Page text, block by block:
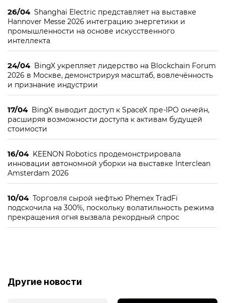
26/04 Shanghai Electric представляет на выставке
Hannover Messe 2026 интеграцию энергетики и
промышленности на основе искусственного
интеллекта
24/04 BingX укрепляет лидерство на Blockchain Forum
2026 в Москве, демонстрируя масштаб, вовлечённость
и признание индустрии
17/04 BingX выводит доступ к SpaceX пре-IPO ончейн,
расширяя возможности доступа к активам будущей
стоимости
16/04 KEENON Robotics продемонстрировала
инновации автономной уборки на выставке Interclean
Amsterdam 2026
10/04 Торговля сырой нефтью Phemex TradFi
подскочила на 300%, поскольку волатильность режима
прекращения огня вызвала рекордный спрос
Другие новости